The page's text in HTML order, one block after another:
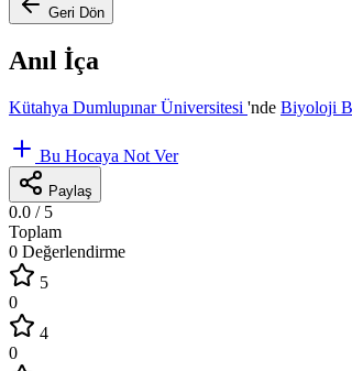
Geri Dön
Anıl İça
Kütahya Dumlupınar Üniversitesi 'nde Biyoloji
Bu Hocaya Not Ver
Paylaş
0.0 / 5
Toplam
0 Değerlendirme
5
0
4
0